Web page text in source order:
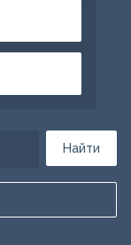
Найти